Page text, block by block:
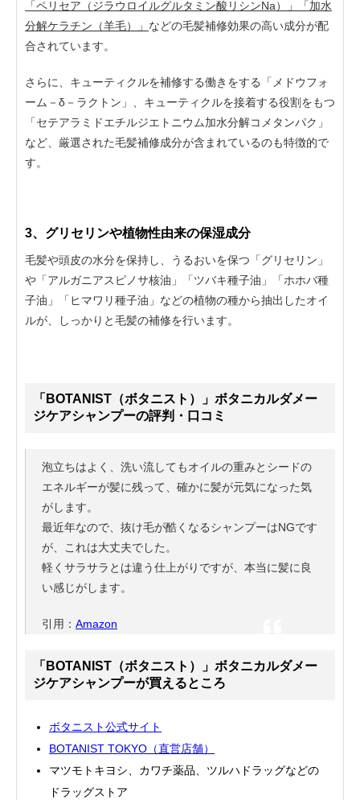
「ペリセア（ジラウロイルグルタミン酸リシンNa）」「加水
分解ケラチン（羊毛）」 などの毛髪補修効果の高い成分が配
合されています。
さらに、キューティクルを補修する働きをする「メドウフォ
ーム－δ－ラクトン」、キューティクルを接着する役割をもつ
「セテアラミドエチルジエトニウム加水分解コメタンパク」
など、厳選された毛髪補修成分が含まれているのも特徴的で
す。
3、グリセリンや植物性由来の保湿成分
毛髪や頭皮の水分を保持し、うるおいを保つ「グリセリン」
や「アルガニアスピノサ核油」「ツバキ種子油」「ホホバ種
子油」「ヒマワリ種子油」などの植物の種から抽出したオイ
ルが、しっかりと毛髪の補修を行います。
「BOTANIST（ボタニスト）」ボタニカルダメー
ジケアシャンプーの評判・口コミ
泡立ちはよく、洗い流してもオイルの重みとシードの
エネルギーが髪に残って、確かに髪が元気になった気
がします。
最近年なので、抜け毛が酷くなるシャンプーはNGです
が、これは大丈夫でした。
軽くサラサラとは違う仕上がりですが、本当に髪に良
い感じがします。
引用： Amazon
「BOTANIST（ボタニスト）」ボタニカルダメー
ジケアシャンプーが買えるところ
ボタニスト公式サイト
BOTANIST TOKYO（直営店舗）
マツモトキヨシ、カワチ薬品、ツルハドラッグなどの
ドラッグストア